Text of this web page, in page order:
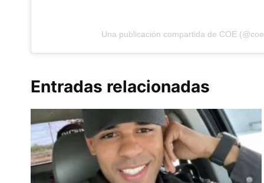
Una publicación compartida de COE
Entradas relacionadas